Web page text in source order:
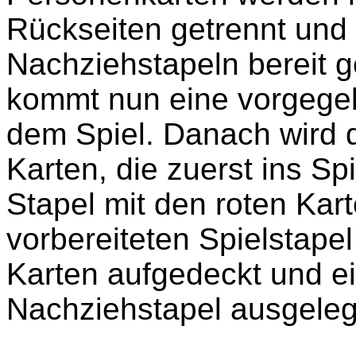
Rückseiten getrennt
Nachziehstapeln bereit
kommt nun eine
dem Spiel. Danach wird
Karten, die zuerst ins
Stapel mit den roten
vorbereiteten
Karten aufgedeckt und
Nachziehstapel